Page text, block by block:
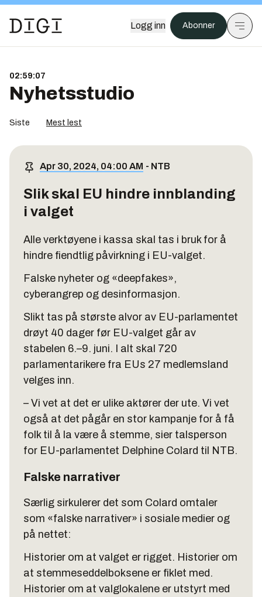
Logg inn Abonner
02:59:07
Nyhetsstudio
Siste Mest lest
Apr 30, 2024, 04:00 AM - NTB
Slik skal EU hindre innblanding
i valget
Alle verktøyene i kassa skal tas i bruk for å
hindre fiendtlig påvirkning i EU-valget.
Falske nyheter og «deepfakes»,
cyberangrep og desinformasjon.
Slikt tas på største alvor av EU-parlamentet
drøyt 40 dager før EU-valget går av
stabelen 6.–9. juni. I alt skal 720
parlamentarikere fra EUs 27 medlemsland
velges inn.
– Vi vet at det er ulike aktører der ute. Vi vet
også at det pågår en stor kampanje for å få
folk til å la være å stemme, sier talsperson
for EU-parlamentet Delphine Colard til NTB.
Falske narrativer
Særlig sirkulerer det som Colard omtaler
som «falske narrativer» i sosiale medier og
på nettet:
Historier om at valget er rigget. Historier om
at stemmeseddelboksene er fiklet med.
Historier om at valglokalene er utstyrt med